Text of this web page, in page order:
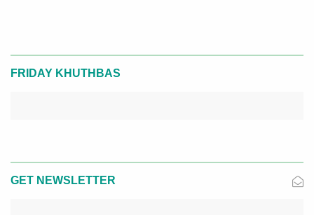
FRIDAY KHUTHBAS
GET NEWSLETTER